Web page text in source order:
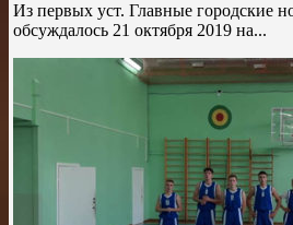
Из первых уст. Главные городские
обсуждалось 21 октября 2019 на...